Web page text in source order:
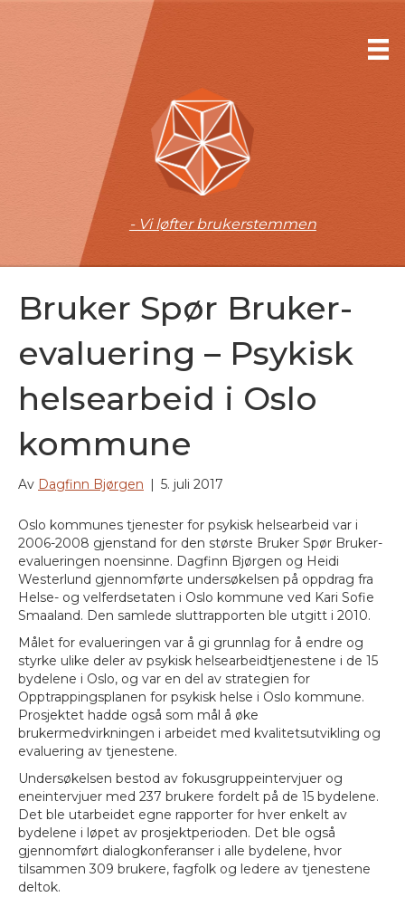
- Vi løfter brukerstemmen
Bruker Spør Bruker-
evaluering – Psykisk
helsearbeid i Oslo
kommune
Av Dagfinn Bjørgen | 5. juli 2017
Oslo kommunes tjenester for psykisk helsearbeid var i
2006-2008 gjenstand for den største Bruker Spør Bruker-
evalueringen noensinne. Dagfinn Bjørgen og Heidi
Westerlund gjennomførte undersøkelsen på oppdrag fra
Helse- og velferdsetaten i Oslo kommune ved Kari Sofie
Smaaland. Den samlede sluttrapporten ble utgitt i 2010.
Målet for evalueringen var å gi grunnlag for å endre og
styrke ulike deler av psykisk helsearbeidtjenestene i de 15
bydelene i Oslo, og var en del av strategien for
Opptrappingsplanen for psykisk helse i Oslo kommune.
Prosjektet hadde også som mål å øke
brukermedvirkningen i arbeidet med kvalitetsutvikling og
evaluering av tjenestene.
Undersøkelsen bestod av fokusgruppeintervjuer og
eneintervjuer med 237 brukere fordelt på de 15 bydelene.
Det ble utarbeidet egne rapporter for hver enkelt av
bydelene i løpet av prosjektperioden. Det ble også
gjennomført dialogkonferanser i alle bydelene, hvor
tilsammen 309 brukere, fagfolk og ledere av tjenestene
deltok.